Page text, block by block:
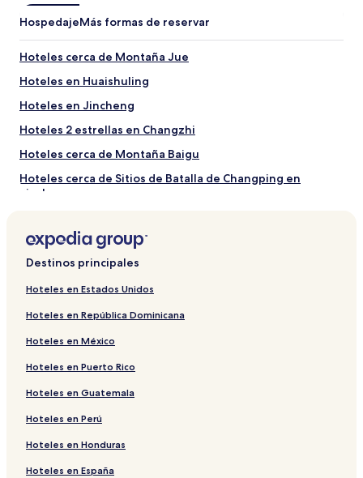
adultos.
disponibilidad
están
cambios.
Aplican
términos
adicionales.
HospedajeMás formas de reservar
Hoteles cerca de Montaña Jue
Hoteles en Huaishuling
Hoteles en Jincheng
Hoteles 2 estrellas en Changzhi
Hoteles cerca de Montaña Baigu
Hoteles cerca de Sitios de Batalla de Changping en
Jincheng
Hoteles cerca de Templo Kaihua
Hoteles en Distrito de Jiaoqu
Hoteles cerca de Manantial Wulong
Hoteles en Changzhi
Hoteles cerca de Cueva de la Hechicera
Hoteles con estacionamiento en Jincheng
Hoteles en Condado de Huguan
Destinos principales
Hoteles en Estados Unidos
Hoteles en República Dominicana
Hoteles en México
Hoteles en Puerto Rico
Hoteles en Guatemala
Hoteles en Perú
Hoteles en Honduras
Hoteles en España